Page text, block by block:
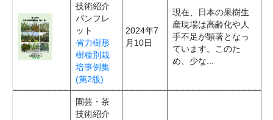
技術紹介
パンフレ
ット
省力樹形
樹種別栽
培事例集
(第2版)
2024年7
月10日
現在、日本の果樹生
産現場は高齢化や人
手不足が顕著となっ
ています。このた
め、少な...
園芸・茶
技術紹介